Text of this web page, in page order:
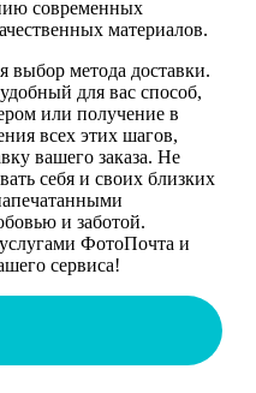
современных
материалов.
выбор метода доставки.
для вас способ,
или получение в
всех этих шагов,
вашего заказа. Не
себя и своих близких
и заботой.
ФотоПочта и
сервиса!